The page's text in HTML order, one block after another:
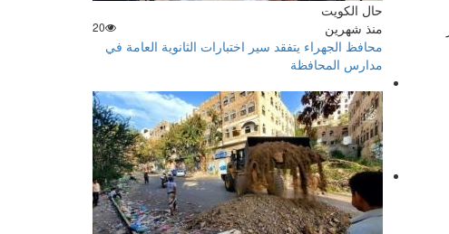
حال الكويت
منذ شهرين
20
محافظ الجهراء يتفقد سير اختبارات الثانوية العامة في
مدارس المحافظة